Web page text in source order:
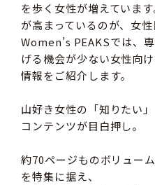
を歩く女性が増えていま
が高まっているのが、女性
Women’s PEAKSでは、
げる機会が少ない女性向
情報をご紹介します。
山好き女性の「知りたい
コンテンツが目白押し。
約70ページものボリュー
を特集に据え、